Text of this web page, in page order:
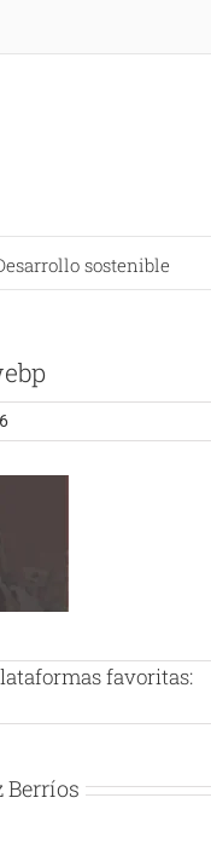
sostenible
favoritas: